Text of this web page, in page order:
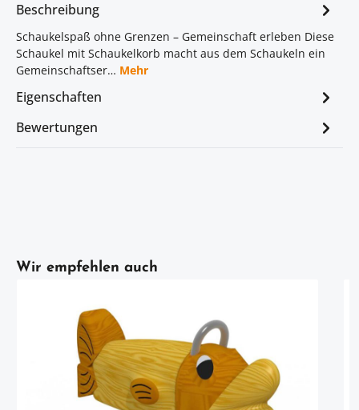
Beschreibung
Schaukelspaß ohne Grenzen – Gemeinschaft erleben Diese
Schaukel mit Schaukelkorb macht aus dem Schaukeln ein
Gemeinschaftser… Mehr
Eigenschaften
Bewertungen
Artikelgalerie überspringen
Wir empfehlen auch